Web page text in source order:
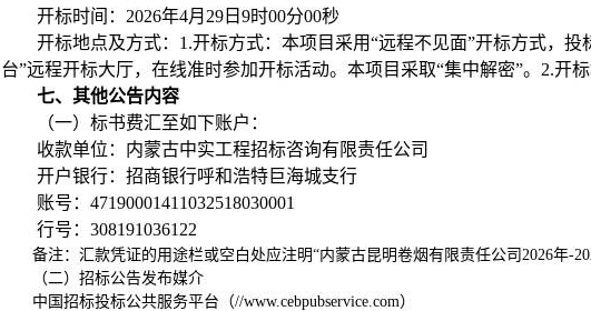
开标时间：2026年4月29日9时00分00秒
开标地点及方式：1.开标方式：本项目采用“远程不见面”开标方式，
台”远程开标大厅，在线准时参加开标活动。本项目采取“集中解密”。2.开
七、其他公告内容
（一）标书费汇至如下账户：
收款单位：内蒙古中实工程招标咨询有限责任公司
开户银行：招商银行呼和浩特巨海城支行
账号：47190001411032518030001
行号：308191036122
备注：汇款凭证的用途栏或空白处应注明“内蒙古昆明卷烟有限责任公司2026年-
（二）招标公告发布媒介
中国招标投标公共服务平台（//www.cebpubservice.com）